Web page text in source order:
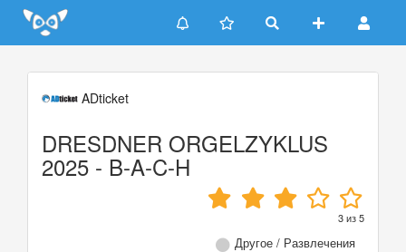
Update cookies preferences
ADticket
DRESDNER ORGELZYKLUS
2025 - B-A-C-H
3из5
Другое / Развлечения